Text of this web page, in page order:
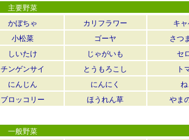
主要野菜
かぼちゃ カリフラワー
キ
小松菜 ゴーヤ
さつ
しいたけ じゃがいも
セ
チンゲンサイ とうもろこし
ト
にんじん にんにく
ブロッコリー ほうれん草
やま
一般野菜